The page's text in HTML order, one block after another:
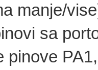
manje/
sa
pinove